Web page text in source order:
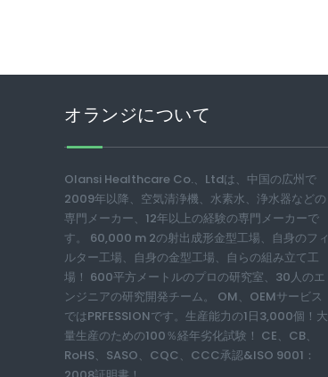
オランジについて
Olansi Healthcare Co.、Ltdは、中国の広州で
2009年以降、空気清浄機、水素水、浄水器などの
専門メーカー、12年以上の経験の専門メーカーで
す。 60,000 m 2の射出成形金型工場、自身のフィ
ルター工場、自身の金型工場、自らの組み立て工
場！ 600平方メートルのプロの研究室、30人のエ
ンジニアの研究開発チーム。 OM、OEMサービス
ではPRFESSIONです。生産能力の1日3,000個！大
量生産のための100％経年劣化試験！ CE、CB、
RoHS、SASO、CQC、CCC承認&ISO 9001：